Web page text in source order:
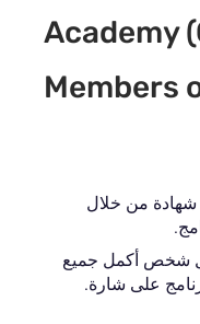
Academy
Members
من خلال
شخص أكمل جميع
على شارة.